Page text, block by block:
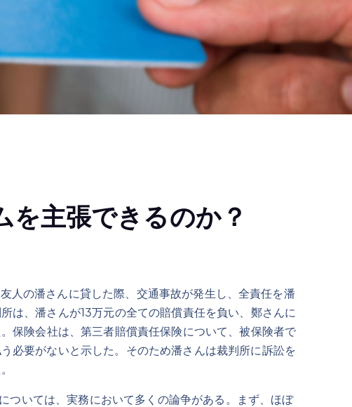
を主張できるのか？
人の潘さんに貸した際、交通事故が発生し、全責任を潘
は、潘さんが13万元の全ての賠償責任を負い、鄭さんに
保険会社は、第三者賠償責任保険について、被保険者で
必要がないと示した。そのため潘さんは裁判所に訴訟を
ついては、実務において多くの論争がある。まず、ほぼ